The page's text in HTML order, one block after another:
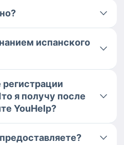
испанского
я получу после
YouHelp?